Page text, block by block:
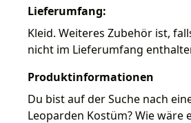
Lieferumfang:
Kleid. Weiteres Zubehör ist,
nicht im Lieferumfang
Produktinformationen
Du bist auf der Suche nach
Leoparden Kostüm? Wie wäre